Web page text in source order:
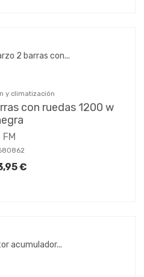
y climatización
con ruedas 1200 w
FM
€